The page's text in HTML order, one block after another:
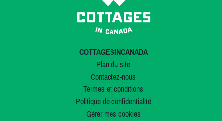
COTTAGESINCANADA
Plan du site
Contactez-nous
Termes et conditions
Politique de confidentialité
Gérer mes cookies